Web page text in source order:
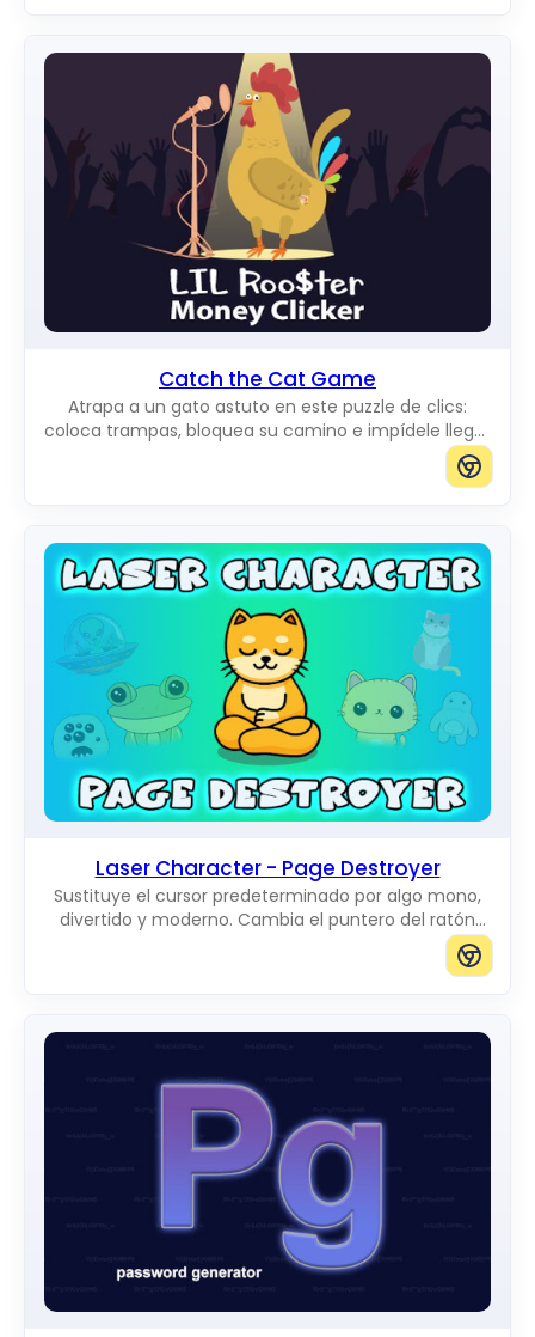
Catch the Cat Game
Atrapa a un gato astuto en este puzzle de clics:
coloca trampas, bloquea su camino e impídele llegar
Laser Character - Page Destroyer
Sustituye el cursor predeterminado por algo mono,
divertido y moderno. Cambia el puntero del ratón